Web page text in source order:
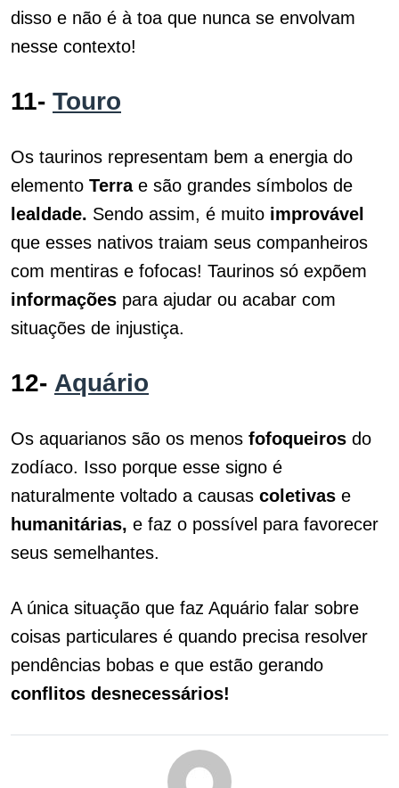
disso e não é à toa que nunca se envolvam
nesse contexto!
11- Touro
Os taurinos representam bem a energia do
elemento Terrae são grandes símbolos de
lealdade. Sendo assim, é muito improvável
que esses nativos traiam seus companheiros
com mentiras e fofocas! Taurinos só expõem
informações para ajudar ou acabar com
situações de injustiça.
12- Aquário
Os aquarianos são os menos fofoqueiros do
zodíaco. Isso porque esse signo é
naturalmente voltado a causas coletivas e
humanitárias, e faz o possível para favorecer
seus semelhantes.
A única situação que faz Aquário falar sobre
coisas particulares é quando precisa resolver
pendências bobas e que estão gerando
conflitos desnecessários!